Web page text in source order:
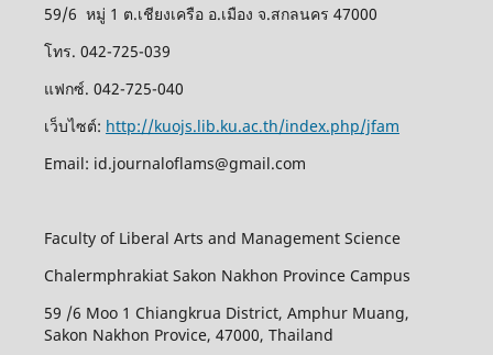
59/6 หมู่ 1 ต.เชียงเครือ อ.เมือง จ.สกลนคร 47000
โทร. 042-725-039
แฟกซ์. 042-725-040
เว็บไซต์: http://kuojs.lib.ku.ac.th/index.php/jfam
Email: id.journaloflams@gmail.com
Faculty of Liberal Arts and Management Science
Chalermphrakiat Sakon Nakhon Province Campus
59 /6 Moo 1 Chiangkrua District, Amphur Muang,
Sakon Nakhon Provice, 47000, Thailand